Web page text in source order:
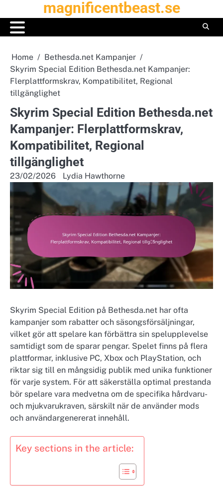
to
content
magnificentbeast.se
Home
Bethesda.net Kampanjer
Skyrim Special Edition Bethesda.net Kampanjer:
Flerplattformskrav, Kompatibilitet, Regional
tillgänglighet
Skyrim Special Edition Bethesda.net
Kampanjer: Flerplattformskrav,
Kompatibilitet, Regional
tillgänglighet
23/02/2026 Lydia Hawthorne
Skyrim Special Edition på Bethesda.net har ofta
kampanjer som rabatter och säsongsförsäljningar,
vilket gör att spelare kan förbättra sin spelupplevelse
samtidigt som de sparar pengar. Spelet finns på flera
plattformar, inklusive PC, Xbox och PlayStation, och
riktar sig till en mångsidig publik med unika funktioner
för varje system. För att säkerställa optimal prestanda
bör spelare vara medvetna om de specifika hårdvaru-
och mjukvarukraven, särskilt när de använder mods
och användargenererat innehåll.
Key sections in the article: